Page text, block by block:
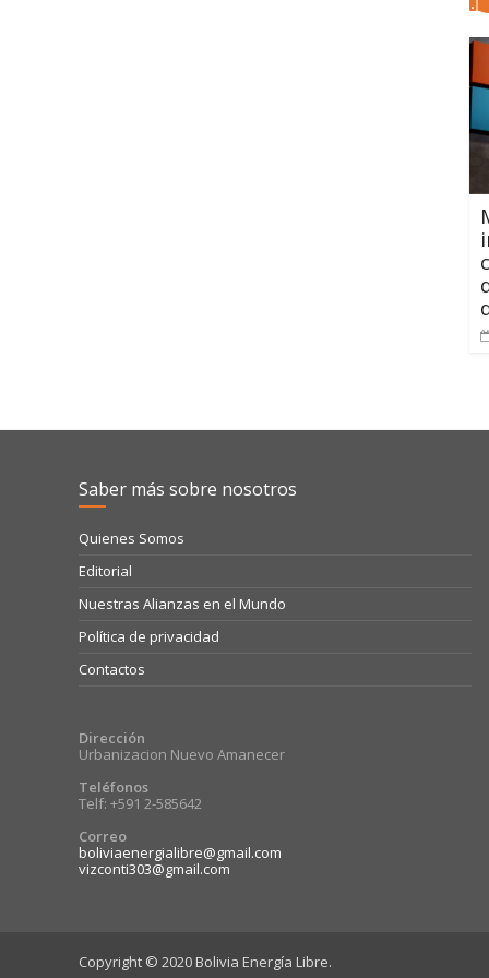
Saber más sobre nosotros
Quienes Somos
Editorial
Nuestras Alianzas en el Mundo
Política de privacidad
Contactos
Dirección
Urbanizacion Nuevo Amanecer
Teléfonos
Telf: +591 2-585642
Correo
boliviaenergialibre@gmail.com
vizconti303@gmail.com
Copyright © 2020 Bolivia Energía Libre.